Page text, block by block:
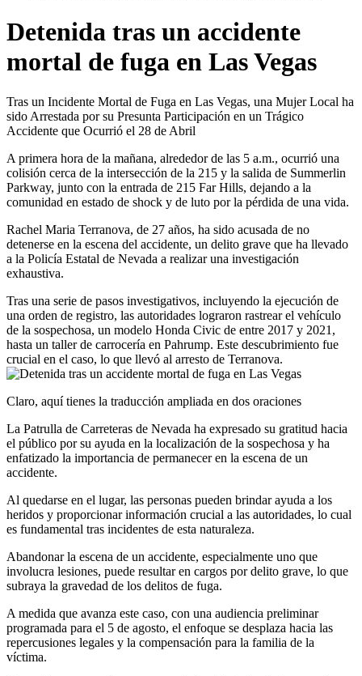
Detenida tras un accidente
mortal de fuga en Las Vegas
Tras un Incidente Mortal de Fuga en Las Vegas, una Mujer Local ha
sido Arrestada por su Presunta Participación en un Trágico
Accidente que Ocurrió el 28 de Abril
A primera hora de la mañana, alrededor de las 5 a.m., ocurrió una
colisión cerca de la intersección de la 215 y la salida de Summerlin
Parkway, junto con la entrada de 215 Far Hills, dejando a la
comunidad en estado de shock y de luto por la pérdida de una vida.
Rachel Maria Terranova, de 27 años, ha sido acusada de no
detenerse en la escena del accidente, un delito grave que ha llevado
a la Policía Estatal de Nevada a realizar una investigación
exhaustiva.
Tras una serie de pasos investigativos, incluyendo la ejecución de
una orden de registro, las autoridades lograron rastrear el vehículo
de la sospechosa, un modelo Honda Civic de entre 2017 y 2021,
hasta un taller de carrocería en Pahrump. Este descubrimiento fue
crucial en el caso, lo que llevó al arresto de Terranova.
Claro, aquí tienes la traducción ampliada en dos oraciones
La Patrulla de Carreteras de Nevada ha expresado su gratitud hacia
el público por su ayuda en la localización de la sospechosa y ha
enfatizado la importancia de permanecer en la escena de un
accidente.
Al quedarse en el lugar, las personas pueden brindar ayuda a los
heridos y proporcionar información crucial a las autoridades, lo cual
es fundamental tras incidentes de esta naturaleza.
Abandonar la escena de un accidente, especialmente uno que
involucra lesiones, puede resultar en cargos por delito grave, lo que
subraya la gravedad de los delitos de fuga.
A medida que avanza este caso, con una audiencia preliminar
programada para el 5 de agosto, el enfoque se desplaza hacia las
repercusiones legales y la compensación para la familia de la
víctima.